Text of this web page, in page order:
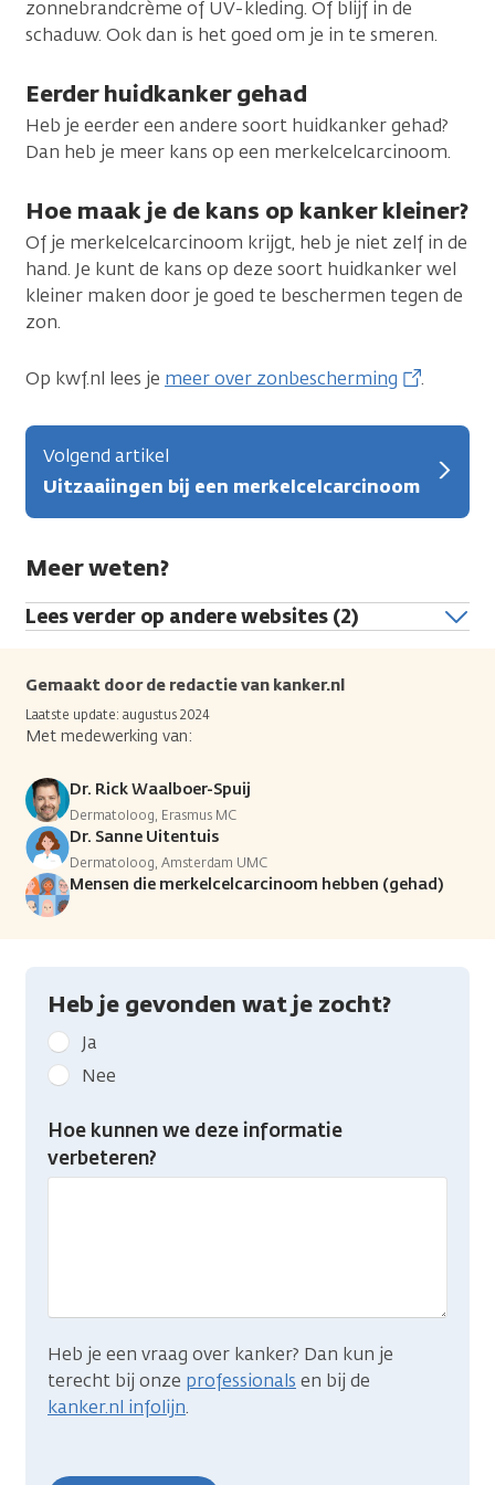
zonnebrandcrème of UV-kleding. Of blijf in de
schaduw. Ook dan is het goed om je in te smeren.
Eerder huidkanker gehad
Heb je eerder een andere soort huidkanker gehad?
Dan heb je meer kans op een merkelcelcarcinoom.
Hoe maak je de kans op kanker kleiner?
Of je merkelcelcarcinoom krijgt, heb je niet zelf in de
hand. Je kunt de kans op deze soort huidkanker wel
kleiner maken door je goed te beschermen tegen de
zon.
Op kwf.nl lees je meer over zonbescherming .
Volgend artikel
Uitzaaiingen bij een merkelcelcarcinoom
Meer weten?
Lees verder op andere websites (2)
Gemaakt door de redactie van kanker.nl
Laatste update: augustus 2024
Met medewerking van:
Dr. Rick Waalboer-Spuij
Dermatoloog, Erasmus MC
Dr. Sanne Uitentuis
Dermatoloog, Amsterdam UMC
Mensen die merkelcelcarcinoom hebben (gehad)
Heb je gevonden wat je zocht?
Geef
kanker.nl
feedback:
Heb
gevonden
Ja
Nee
Hoe kunnen we deze informatie
verbeteren?
Heb je een vraag over kanker? Dan kun je
terecht bij onze professionals en bij de
kanker.nl infolijn.